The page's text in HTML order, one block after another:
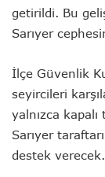
getirildi. Bu
Sarıyer
İlçe Güvenlik
seyircileri
yalnızca
Sarıyer
destek verecek.